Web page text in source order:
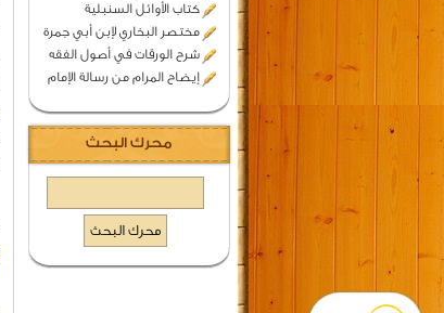
كتاب الأوائل السنبلية
مختصر البخاري لإبن أبي جمرة
شرح الورقات في أصول الفقه
إيضاح المرام من رسالة الإمام
محرك البحث